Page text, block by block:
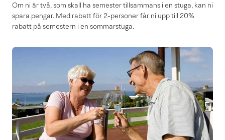
Om ni är två, som skall ha semester tillsammans i en stuga, kan ni
spara pengar. Med rabatt för 2-personer får ni upp till 20%
rabatt på semestern i en sommarstuga.